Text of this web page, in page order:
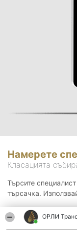
ОРЛИ
Намерете
Класацията
Търсите
търсачка.